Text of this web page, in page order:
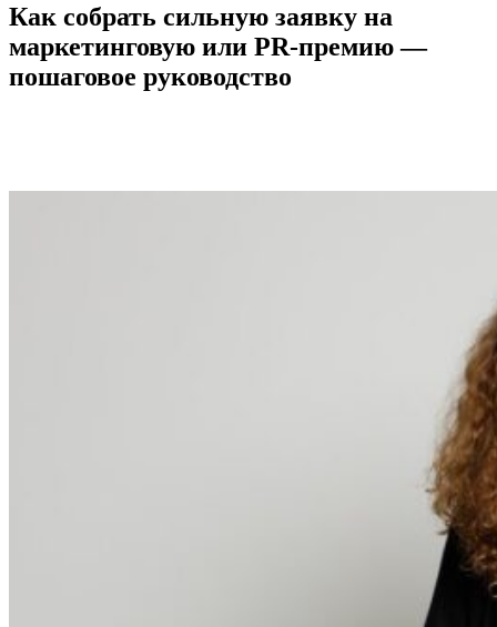
Как собрать сильную заявку на
маркетинговую или PR-премию —
пошаговое руководство